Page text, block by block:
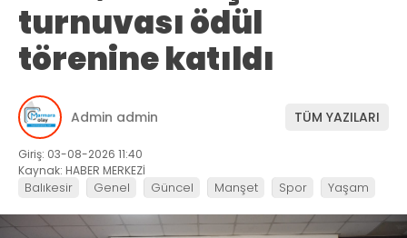
turnuvası ödül
törenine katıldı
Admin admin TÜM YAZILARI
Giriş: 03-08-2026 11:40
Kaynak: HABER MERKEZİ
Balıkesir Genel Güncel Manşet Spor Yaşam